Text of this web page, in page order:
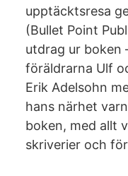
upptäcktsresa
(Bullet Point
utdrag ur boken
föräldrarna Ulf
Erik Adelsohn
hans närhet
boken, med allt
skriverier och